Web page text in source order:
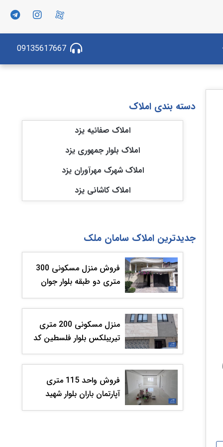
09135617667
دسته بندی املاک
املاک صفائیه یزد
املاک بلوار جمهوری یزد
املاک شهرک مهرآوران یزد
املاک کاشانی یزد
جدیدترین املاک سامان ملک
فروش منزل مسکونی 300
متری دو طبقه بلوار جوان
کد203069
منزل مسکونی 200 متری
تیریبلکس بلوار فلسطین کد
203068
فروش واحد 115 متری
آپارتمان باران بلوار شهید
قندی کد 201049